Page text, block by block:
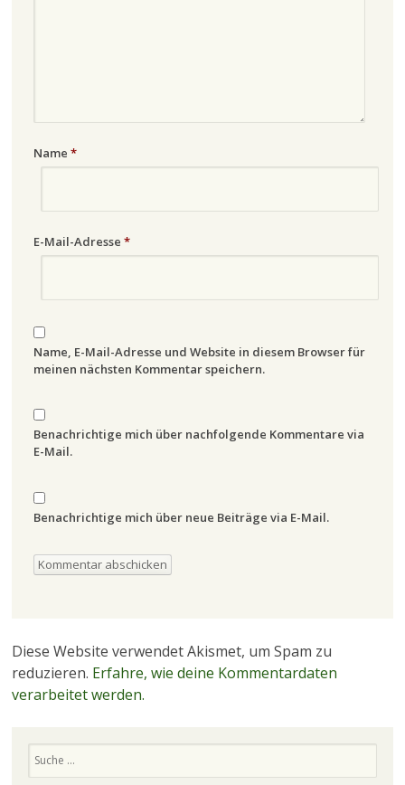
Name *
E-Mail-Adresse *
Name, E-Mail-Adresse und Website in diesem Browser für
meinen nächsten Kommentar speichern.
Benachrichtige mich über nachfolgende Kommentare via
E-Mail.
Benachrichtige mich über neue Beiträge via E-Mail.
Diese Website verwendet Akismet, um Spam zu
reduzieren. Erfahre, wie deine Kommentardaten
verarbeitet werden.